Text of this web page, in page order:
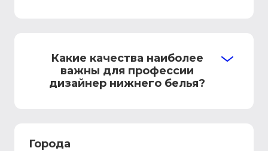
Какие качества наиболее
важны для профессии
дизайнер нижнего белья?
Города